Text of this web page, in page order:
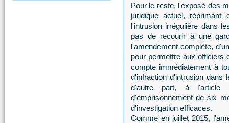
Pour le reste, l'exposé des
juridique actuel,
l'intrusion irrégulière dans
pas de recourir à une
l'amendement complète,
pour permettre aux officiers
compte immédiatement à
d'infraction d'intrusion dans
d'autre part, à l'article
d'emprisonnement de six
d'investigation efficaces.
Comme en juillet 2015,